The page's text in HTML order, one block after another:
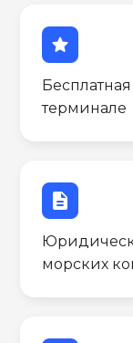
star
терминале
description
морских